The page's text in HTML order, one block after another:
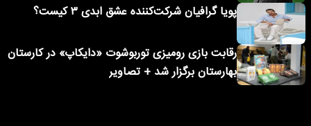
پویا گرافیان شرکت‌کننده عشق ابدی ۳ کیست؟
رقابت بازی رومیزی توربوشوت «دایکاپ» در کارستان
بهارستان برگزار شد + تصاویر